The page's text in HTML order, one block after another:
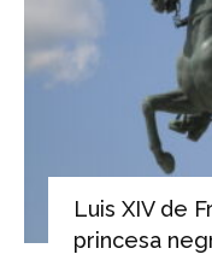
Luis XIV de
princesa